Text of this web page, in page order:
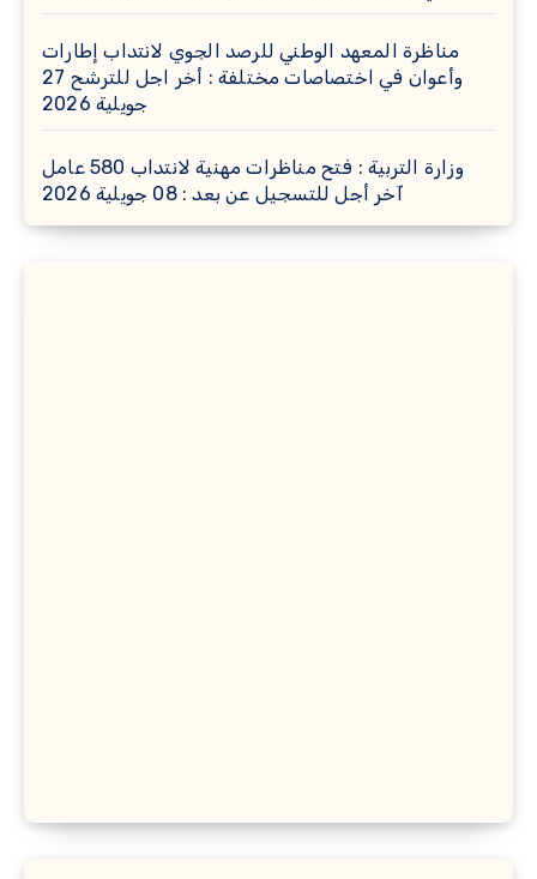
مناظرة المعهد الوطني للرصد الجوي لانتداب إطارات
وأعوان في اختصاصات مختلفة : أخر اجل للترشح 27
جويلية 2026
وزارة التربية : فتح مناظرات مهنية لانتداب 580 عامل
آخر أجل للتسجيل عن بعد : 08 جويلية 2026